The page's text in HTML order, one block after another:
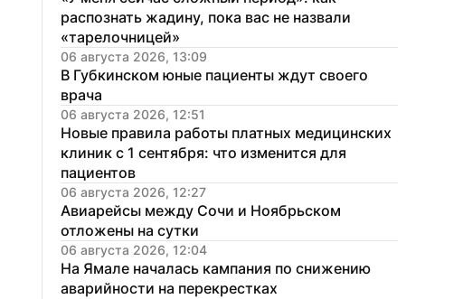
распознать жадину, пока вас не назвали
«тарелочницей»
06 августа 2026, 13:09
В Губкинском юные пациенты ждут своего
врача
06 августа 2026, 12:51
Новые правила работы платных медицинских
клиник с 1 сентября: что изменится для
пациентов
06 августа 2026, 12:27
Авиарейсы между Сочи и Ноябрьском
отложены на сутки
06 августа 2026, 12:04
На Ямале началась кампания по снижению
аварийности на перекрестках